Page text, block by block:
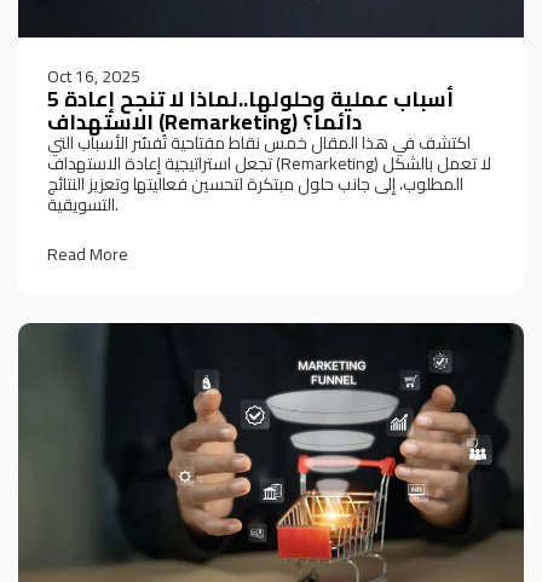
Oct 16, 2025
5 أسباب عملية وحلولها..لماذا لا تنجح إعادة
الاستهداف (Remarketing) دائماً؟
اكتشف في هذا المقال خمس نقاط مفتاحية تُفسّر الأسباب التي
تجعل استراتيجية إعادة الاستهداف (Remarketing) لا تعمل بالشكل
المطلوب، إلى جانب حلول مبتكرة لتحسين فعاليتها وتعزيز النتائج
التسويقية.
Read More